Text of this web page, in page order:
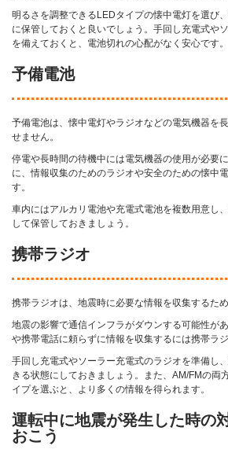
明るさを調整できるLEDタイプの懐中電灯を選び
に保管しておくと良いでしょう。手回し充電式や
を備えておくと、電池切れの心配がなく安心です。
予備電池
予備電池は、懐中電灯やラジオなどの電気機器を
せません。
停電や長時間の待機中には電気機器の使用が必要
に、情報収集のためのラジオや安全のための懐中
す。
車内にはアルカリ電池や充電式電池を複数用意し
して保管しておきましょう。
携帯ラジオ
携帯ラジオは、地震時に必要な情報を収集するため
地震の影響で通信インフラがダウンする可能性が
や携帯電話に頼らずに情報を収集するには携帯ラジ
手回し充電式やソーラー充電式のラジオを準備し
きる状態にしておきましょう。また、AM/FMの両
イプを選ぶと、より多くの情報を得られます。
運転中に地震が発生した時の
おこう